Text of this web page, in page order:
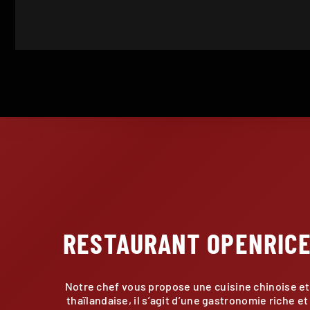
RESTAURANT
Notre chef vous propose une cuisine chinoise et
thaïlandaise, il s’agit d’une gastronomie riche et